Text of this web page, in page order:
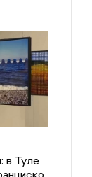
в Туле